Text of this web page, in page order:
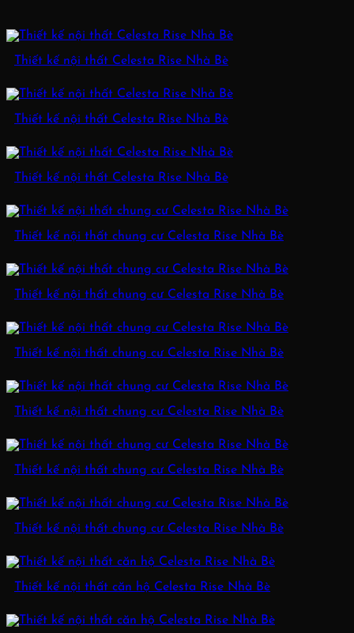
Thiết kế nội thất Celesta Rise Nhà Bè
Thiết kế nội thất Celesta Rise Nhà Bè
Thiết kế nội thất Celesta Rise Nhà Bè
Thiết kế nội thất chung cư Celesta Rise Nhà Bè
Thiết kế nội thất chung cư Celesta Rise Nhà Bè
Thiết kế nội thất chung cư Celesta Rise Nhà Bè
Thiết kế nội thất chung cư Celesta Rise Nhà Bè
Thiết kế nội thất chung cư Celesta Rise Nhà Bè
Thiết kế nội thất chung cư Celesta Rise Nhà Bè
Thiết kế nội thất căn hộ Celesta Rise Nhà Bè